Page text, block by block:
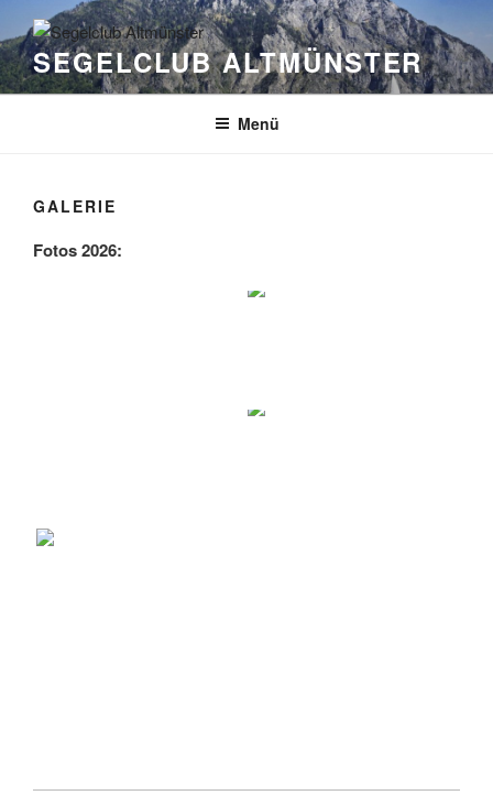
Inhalt
springenSEGELCLUB ALTMÜNSTER
Menü
GALERIE
Fotos 2026: